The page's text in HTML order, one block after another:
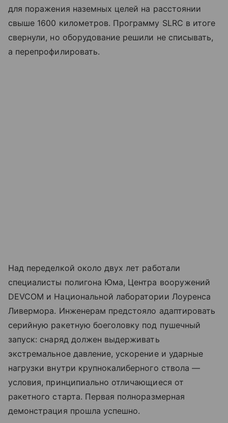
для поражения наземных целей на расстоянии
свыше 1600 километров. Программу SLRC в итоге
свернули, но оборудование решили не списывать,
а перепрофилировать.
Над переделкой около двух лет работали
специалисты полигона Юма, Центра вооружений
DEVCOM и Национальной лаборатории Лоуренса
Ливермора. Инженерам предстояло адаптировать
серийную ракетную боеголовку под пушечный
запуск: снаряд должен выдерживать
экстремальное давление, ускорение и ударные
нагрузки внутри крупнокалиберного ствола —
условия, принципиально отличающиеся от
ракетного старта. Первая полноразмерная
демонстрация прошла успешно.